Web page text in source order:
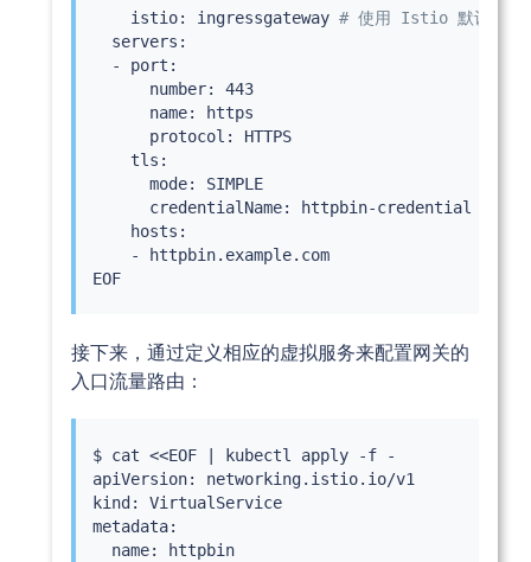
    istio: ingressgateway
# 使用 Istio 默认入口
  servers:
  - port:
      number: 443
      name: https
      protocol: HTTPS
    tls:
      mode: SIMPLE
      credentialName: httpbin-credential
    hosts:
    - httpbin.example.com
EOF
接下来，通过定义相应的虚拟服务来配置网关的
入口流量路由：
$ cat <<EOF kubectl
apply -f -
apiVersion: networking.istio.io/v1
kind: VirtualService
metadata:
  name: httpbin